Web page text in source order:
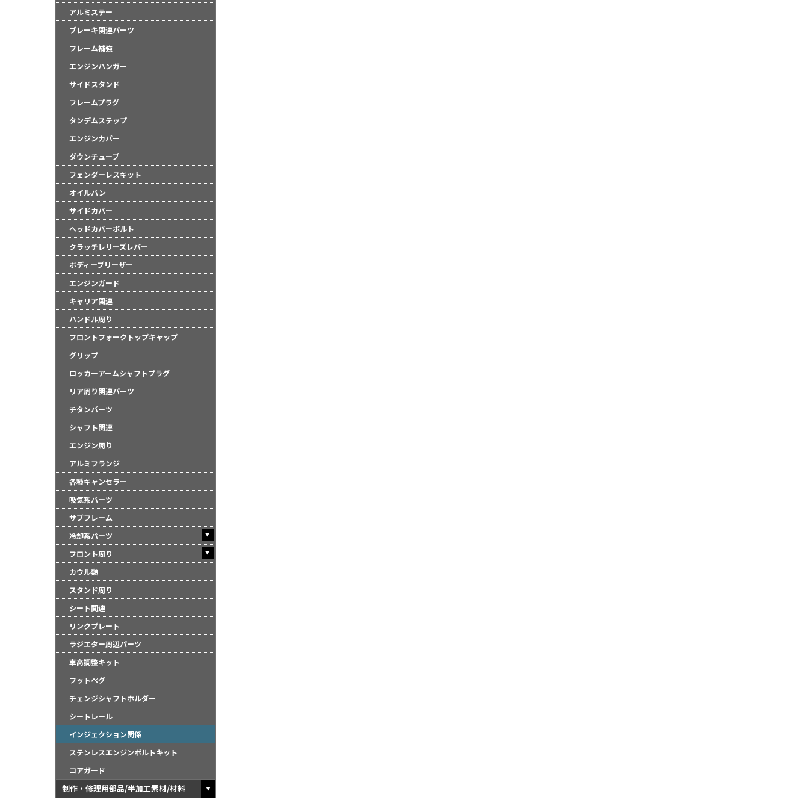
アルミステー
ブレーキ関連パーツ
フレーム補強
エンジンハンガー
サイドスタンド
フレームプラグ
タンデムステップ
エンジンカバー
ダウンチューブ
フェンダーレスキット
オイルパン
サイドカバー
ヘッドカバーボルト
クラッチレリーズレバー
ボディーブリーザー
エンジンガード
キャリア関連
ハンドル周り
フロントフォークトップキャップ
グリップ
ロッカーアームシャフトプラグ
リア周り関連パーツ
チタンパーツ
シャフト関連
エンジン周り
アルミフランジ
各種キャンセラー
吸気系パーツ
サブフレーム
冷却系パーツ
フロント周り
カウル類
スタンド周り
シート関連
リンクプレート
ラジエター周辺パーツ
車高調整キット
フットペグ
チェンジシャフトホルダー
シートレール
インジェクション関係
ステンレスエンジンボルトキット
コアガード
制作・修理用部品/半加工素材/材料
（※）での使用は出来ません。
●国内で開催される全ての競技に対応するわけではございません。
基準に基づいた取り付けを行ってください。
なお、取付時、使用時、その他で起きた全ての事故、故障に対し保険、保証等は一切無く、商品の返